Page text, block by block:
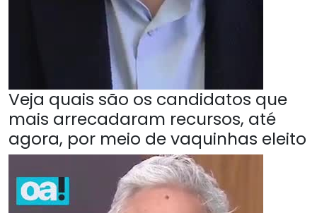
Veja quais são os candidatos que
mais arrecadaram recursos, até
agora, por meio de vaquinhas eleito